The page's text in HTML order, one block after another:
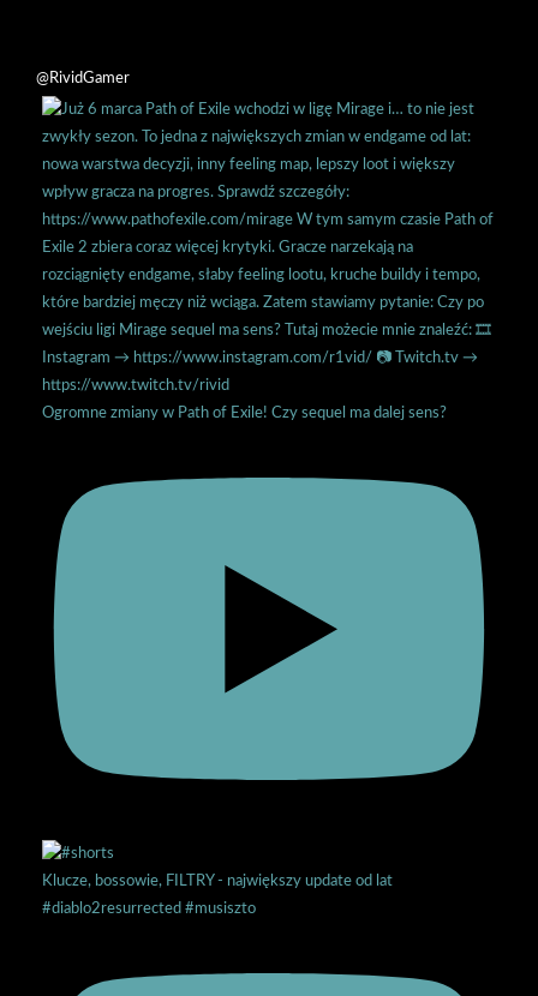
@RividGamer
Ogromne zmiany w Path of Exile! Czy sequel ma dalej sens?
Klucze, bossowie, FILTRY - największy update od lat
#diablo2resurrected #musiszto